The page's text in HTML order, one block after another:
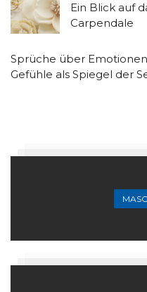
Ein Blick auf
Carpendale
Sprüche über
Gefühle als Spiegel der